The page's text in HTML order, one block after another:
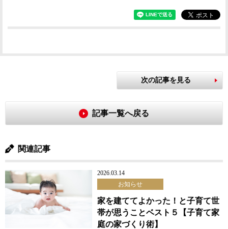
記事一覧へ戻る
次の記事を見る
関連記事
2026.03.14
お知らせ
家を建ててよかった！と子育て世
帯が思うことベスト５【子育て家
庭の家づくり術】